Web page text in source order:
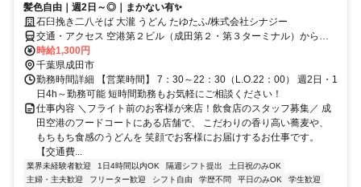
髪色自由｜週2日～◎｜まかない有✨
石臼挽き二八そば 大瀧 うどん たゆたふ/株式会社シナジー
交通・アクセス 空港第２ビル（成田第２・第３ターミナル）から徒
歩5分
時給1,300円
千葉県成田市
勤務時間詳細 【営業時間】 7：30～22：30（L.O.22：00） 週2日・1
日4h～勤務可能 短時間勤務もお気軽にご相談ください！
仕事内容 ＼フライト前のお客様が来店！飲食店のスタッフ募集／ 成
田空港のフードコートにある店舗で、 こだわりの香り高い蕎麦や、
もちもち食感のうどんを 笑顔でお客様にお届けするお仕事です。
【交通費...
業界未経験者歓迎 1日4時間以内OK 隔週シフト提出
土日祝のみOK
主婦・主夫歓迎
フリーター歓迎 シフト自由 学歴不問 平日のみOK
学生歓迎